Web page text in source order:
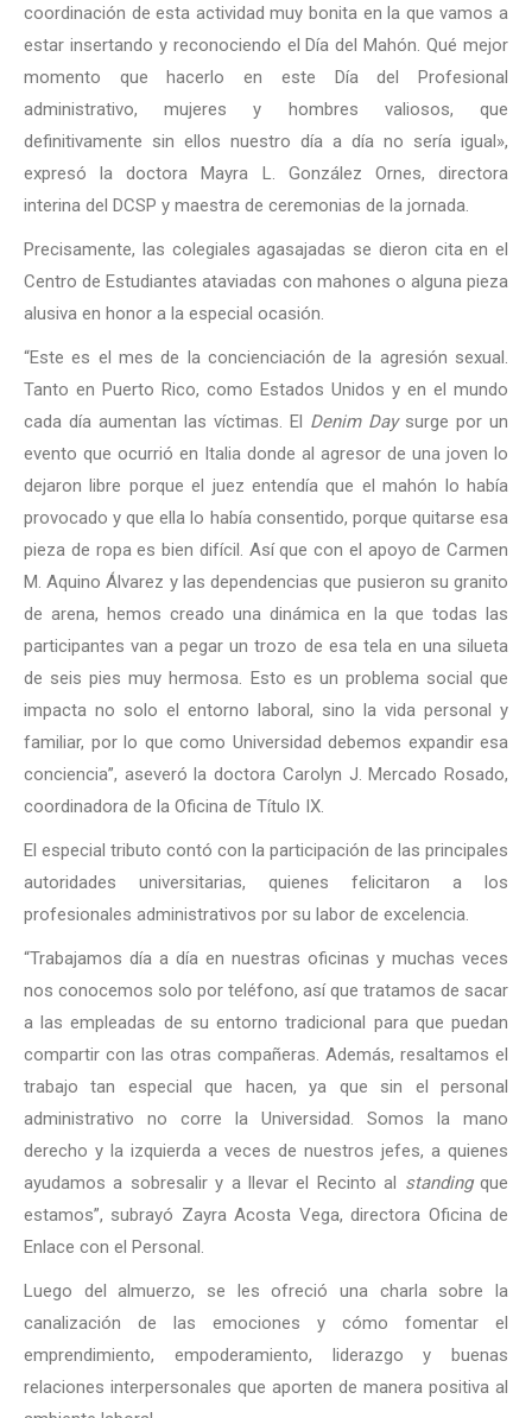
coordinación de esta actividad muy bonita en la que vamos a
estar insertando y reconociendo el Día del Mahón. Qué mejor
momento que hacerlo en este Día del Profesional
administrativo, mujeres y hombres valiosos, que
definitivamente sin ellos nuestro día a día no sería igual»,
expresó la doctora Mayra L. González Ornes, directora
interina del DCSP y maestra de ceremonias de la jornada.
Precisamente, las colegiales agasajadas se dieron cita en el
Centro de Estudiantes ataviadas con mahones o alguna pieza
alusiva en honor a la especial ocasión.
“Este es el mes de la concienciación de la agresión sexual.
Tanto en Puerto Rico, como Estados Unidos y en el mundo
cada día aumentan las víctimas. El Denim Daysurge por un
evento que ocurrió en Italia donde al agresor de una joven lo
dejaron libre porque el juez entendía que el mahón lo había
provocado y que ella lo había consentido, porque quitarse esa
pieza de ropa es bien difícil. Así que con el apoyo de Carmen
M. Aquino Álvarez y las dependencias que pusieron su granito
de arena, hemos creado una dinámica en la que todas las
participantes van a pegar un trozo de esa tela en una silueta
de seis pies muy hermosa. Esto es un problema social que
impacta no solo el entorno laboral, sino la vida personal y
familiar, por lo que como Universidad debemos expandir esa
conciencia”, aseveró la doctora Carolyn J. Mercado Rosado,
coordinadora de la Oficina de Título IX.
El especial tributo contó con la participación de las principales
autoridades universitarias, quienes felicitaron a los
profesionales administrativos por su labor de excelencia.
“Trabajamos día a día en nuestras oficinas y muchas veces
nos conocemos solo por teléfono, así que tratamos de sacar
a las empleadas de su entorno tradicional para que puedan
compartir con las otras compañeras. Además, resaltamos el
trabajo tan especial que hacen, ya que sin el personal
administrativo no corre la Universidad. Somos la mano
derecho y la izquierda a veces de nuestros jefes, a quienes
ayudamos a sobresalir y a llevar el Recinto al standingque
estamos”, subrayó Zayra Acosta Vega, directora Oficina de
Enlace con el Personal.
Luego del almuerzo, se les ofreció una charla sobre la
canalización de las emociones y cómo fomentar el
emprendimiento, empoderamiento, liderazgo y buenas
relaciones interpersonales que aporten de manera positiva al